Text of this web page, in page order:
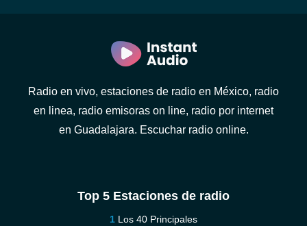
Radio en vivo, estaciones de radio en México, radio
en linea, radio emisoras on line, radio por internet
en Guadalajara. Escuchar radio online.
Top 5 Estaciones de radio
Los 40 Principales